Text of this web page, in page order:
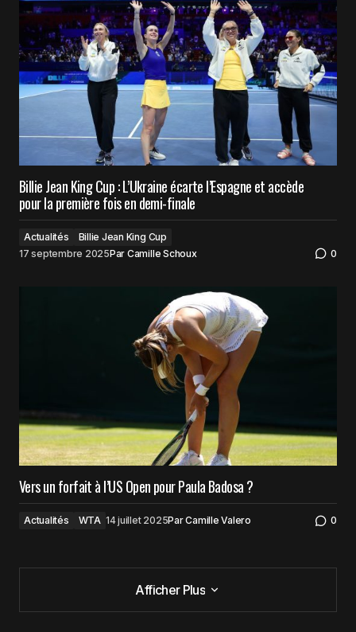
Billie Jean King Cup : L’Ukraine écarte l’Espagne et accède
pour la première fois en demi-finale
Actualités
Billie Jean King Cup
17 septembre 2025Par Camille Schoux 0
Vers un forfait à l’US Open pour Paula Badosa ?
Actualités WTA 14 juillet 2025ParCamille Valero 0
Afficher Plus
Afficher Plus